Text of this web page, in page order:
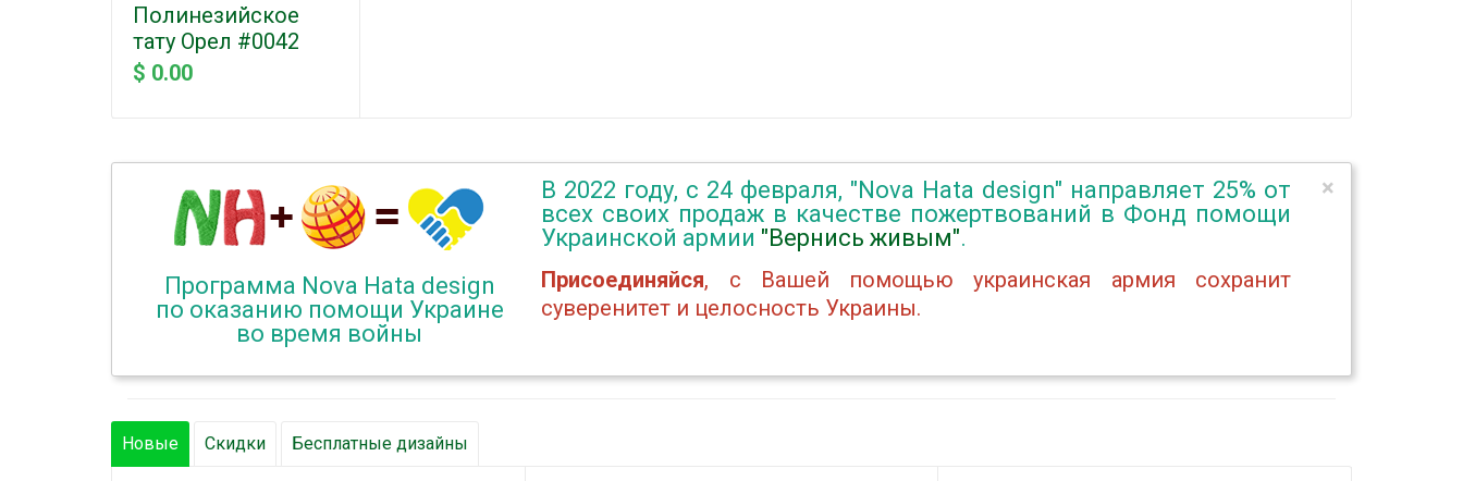
Полинезийское
тату Орел #0042
$ 0.00
Программа Nova Hata design
по оказанию помощи Украине
во время войны
В 2022 году, с 24 февраля, "Nova Hata design" направляет 25% от
всех своих продаж в качестве пожертвований в Фонд помощи
Украинской армии "Вернись живым".
Присоединяйся, с Вашей помощью украинская армия сохранит
суверенитет и целосность Украины.
×
Новые Скидки Бесплатные дизайны